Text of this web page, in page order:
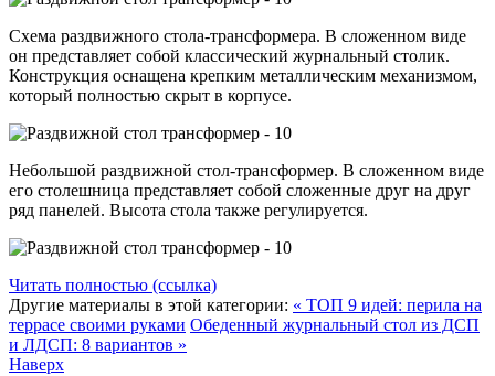
Схема раздвижного стола-трансформера. В сложенном виде
он представляет собой классический журнальный столик.
Конструкция оснащена крепким металлическим механизмом,
который полностью скрыт в корпусе.
Небольшой раздвижной стол-трансформер. В сложенном виде
его столешница представляет собой сложенные друг на друг
ряд панелей. Высота стола также регулируется.
Читать полностью (ссылка)
Другие материалы в этой категории: « ТОП 9 идей: перила на
террасе своими руками Обеденный журнальный стол из ДСП
и ЛДСП: 8 вариантов »
Наверх